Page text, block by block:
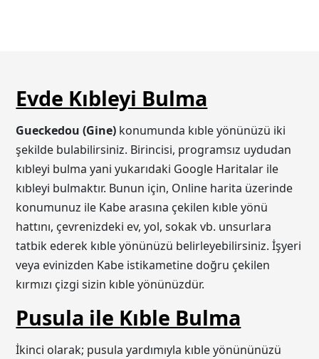
Evde Kıbleyi Bulma
Gueckedou (Gine) konumunda kıble yönünüzü iki
şekilde bulabilirsiniz. Birincisi, programsız uydudan
kıbleyi bulma yani yukarıdaki Google Haritalar ile
kıbleyi bulmaktır. Bunun için, Online harita üzerinde
konumunuz ile Kabe arasına çekilen kıble yönü
hattını, çevrenizdeki ev, yol, sokak vb. unsurlara
tatbik ederek kıble yönünüzü belirleyebilirsiniz. İşyeri
veya evinizden Kabe istikametine doğru çekilen
kırmızı çizgi sizin kıble yönünüzdür.
Pusula ile Kıble Bulma
İkinci olarak; pusula yardımıyla kıble yönününüzü